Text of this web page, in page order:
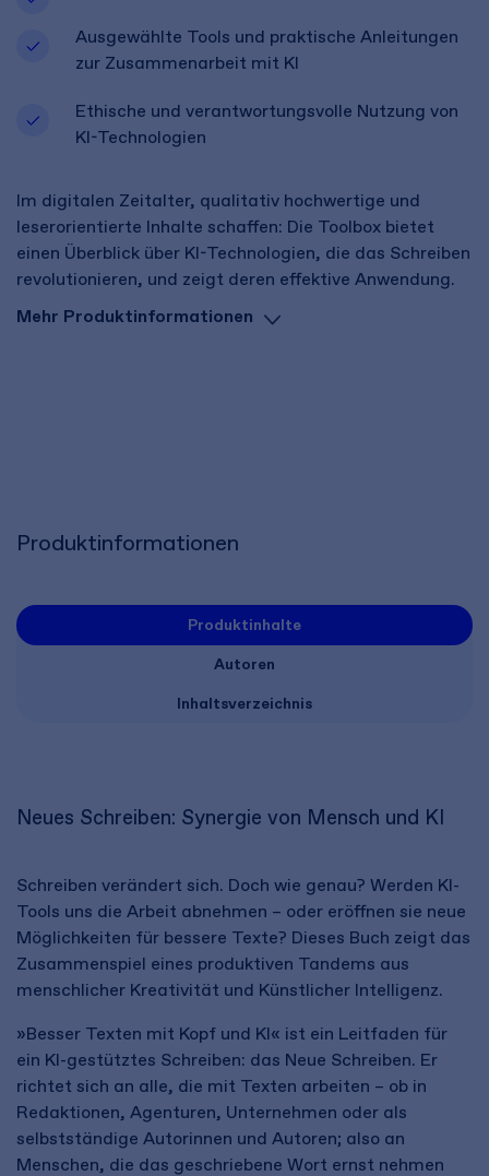
Ausgewählte Tools und praktische Anleitungen
zur Zusammenarbeit mit KI
Ethische und verantwortungsvolle Nutzung von
KI-Technologien
Im digitalen Zeitalter, qualitativ hochwertige und
leserorientierte Inhalte schaffen: Die Toolbox bietet
einen Überblick über KI-Technologien, die das Schreiben
revolutionieren, und zeigt deren effektive Anwendung.
Mehr Produktinformationen
Produktinformationen
Produktinhalte
Autoren
Inhaltsverzeichnis
Neues Schreiben: Synergie von Mensch und KI
Schreiben verändert sich. Doch wie genau? Werden KI-
Tools uns die Arbeit abnehmen – oder eröffnen sie neue
Möglichkeiten für bessere Texte? Dieses Buch zeigt das
Zusammenspiel eines produktiven Tandems aus
menschlicher Kreativität und Künstlicher Intelligenz.
»Besser Texten mit Kopf und KI« ist ein Leitfaden für
ein KI-gestütztes Schreiben: das Neue Schreiben. Er
richtet sich an alle, die mit Texten arbeiten – ob in
Redaktionen, Agenturen, Unternehmen oder als
selbstständige Autorinnen und Autoren; also an
Menschen, die das geschriebene Wort ernst nehmen